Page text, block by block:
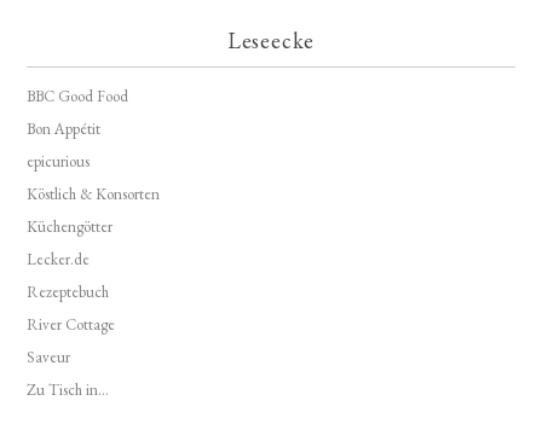
Leseecke
BBC Good Food
Bon Appétit
epicurious
Köstlich & Konsorten
Küchengötter
Lecker.de
Rezeptebuch
River Cottage
Saveur
Zu Tisch in...